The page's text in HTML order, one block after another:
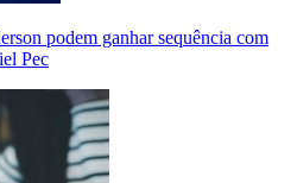
podem ganhar sequência com
Pec